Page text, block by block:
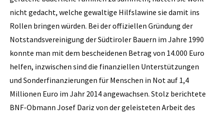
nicht gedacht, welche gewaltige Hilfslawine sie damit ins
Rollen bringen würden. Bei der offiziellen Gründung der
Notstandsvereinigung der Südtiroler Bauern im Jahre 1990
konnte man mit dem bescheidenen Betrag von 14.000 Euro
helfen, inzwischen sind die finanziellen Unterstützungen
und Sonderfinanzierungen für Menschen in Not auf 1,4
Millionen Euro im Jahr 2014 angewachsen. Stolz berichtete
BNF-Obmann Josef Dariz von der geleisteten Arbeit des